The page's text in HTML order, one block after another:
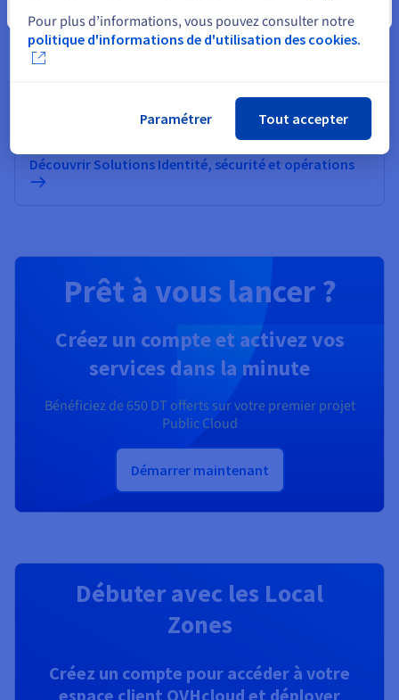
Découvrir Quantum as a Service
Identité, sécurité et opérations
Sécurisez, gérez et monitorez vos services cloud chez
Découvrir Solutions Identité, sécurité et opérations
Prêt à vous lancer ?
Créez un compte et activez vos
services dans la minute
Bénéficiez de 650 DT offerts sur votre premier projet
Public Cloud
Démarrer maintenant
Débuter avec les Local
Zones
Créez un compte pour accéder à votre
espace client OVHcloud et déployer
Pour plus d’informations, vous pouvez consulter notre
politique d'informations de d'utilisation des cookies.
Paramétrer Tout accepter